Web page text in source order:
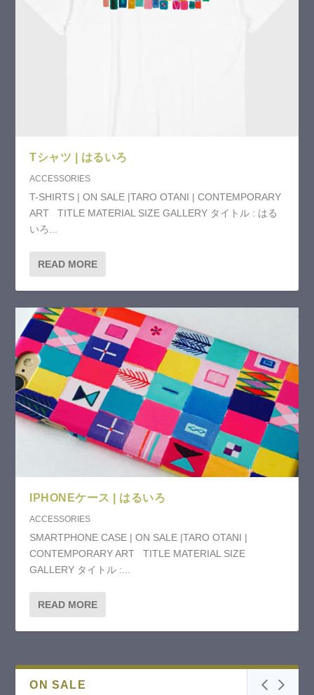
Tシャツ | はるいろ
ACCESSORIES
T-SHIRTS | ON SALE |TARO OTANI | CONTEMPORARY
ART TITLE MATERIAL SIZE GALLERY タイトル : はる
いろ...
READ MORE
IPHONEケース | はるいろ
ACCESSORIES
SMARTPHONE CASE | ON SALE |TARO OTANI |
CONTEMPORARY ART TITLE MATERIAL SIZE
GALLERY タイトル :...
READ MORE
ON SALE